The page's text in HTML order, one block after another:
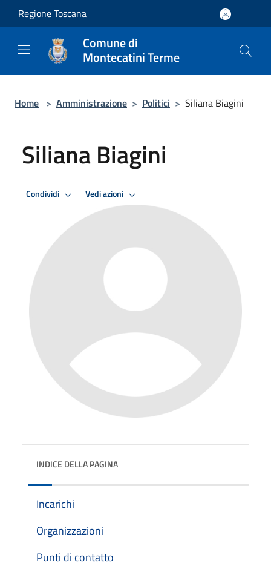
Salta al contenuto principale
Regione Toscana
Comune di
Montecatini Terme
Home > Amministrazione > Politici > Siliana Biagini
Siliana Biagini
Condividi Vedi azioni
INDICE DELLA PAGINA
Incarichi
Organizzazioni
Punti di contatto